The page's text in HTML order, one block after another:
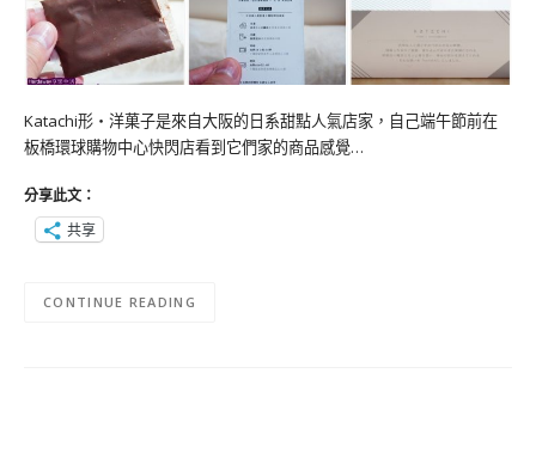
Katachi形‧洋菓子是來自大阪的日系甜點人氣店家，自己端午節前在
板橋環球購物中心快閃店看到它們家的商品感覺…
分享此文：
共享
CONTINUE READING